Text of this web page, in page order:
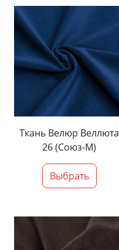
Ткань Велюр Веллюта
26 (Союз-М)
Выбрать